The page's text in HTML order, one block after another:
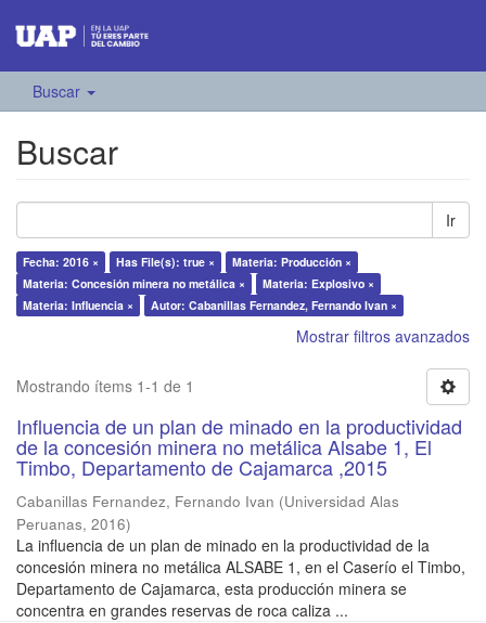
Buscar
Buscar
Ir
Fecha: 2016 × Has File(s): true ×
Materia: Producción ×
Materia: Concesión minera no metálica ×
Materia: Explosivo ×
Materia: Influencia ×
Autor: Cabanillas Fernandez, Fernando Ivan ×
Mostrar filtros avanzados
Mostrando ítems 1-1 de 1
Influencia de un plan de minado en la productividad
de la concesión minera no metálica Alsabe 1, El
Timbo, Departamento de Cajamarca ,2015
Cabanillas Fernandez, Fernando Ivan (Universidad Alas
Peruanas, 2016)
La influencia de un plan de minado en la productividad de la
concesión minera no metálica ALSABE 1, en el Caserío el Timbo,
Departamento de Cajamarca, esta producción minera se
concentra en grandes reservas de roca caliza ...